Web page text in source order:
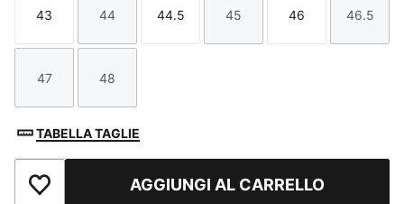
Taglia
43
Taglia
44
Taglia
44.5
Taglia
45
Taglia
46
Taglia
46.5
Taglia
47
Taglia
48
TABELLA TAGLIE
Aggiungi ai PreferitiAGGIUNGI AL CARRELLO